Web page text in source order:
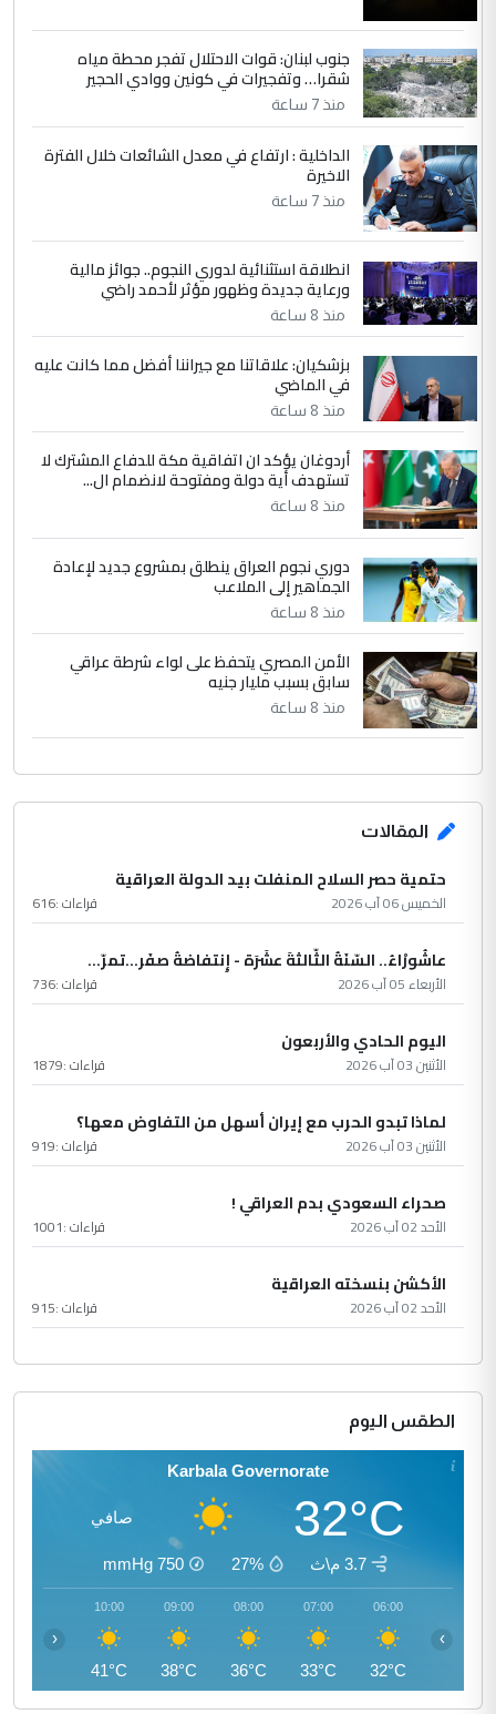
4 سردار
التعليق : واحد من عصابة علي ماما يسقط
جنسية الرافد الثالث للعراق ومن اصول عريقة
ابا فرات ...
الموضوع :
الجواهري يرد على صدام حسين سل
مضجعيك يابن الزنا (نص كامل)
5 سردار
التعليق : واحد من عصابة علي ماما يسقط
جنسية الرافد الثالث للعراق ومن اصول عريقة
الموضوع :
الجواهري يرد على صدام حسين سل
مضجعيك يابن الزنا (نص كامل)
جنوب لبنان: قوات الاحتلال تفجر محطة مياه
شقرا… وتفجيرات في كونين ووادي الحجير
منذ 7 ساعة
الداخلية : ارتفاع في معدل الشائعات خلال الفترة
الاخيرة
منذ 7 ساعة
انطلاقة استثنائية لدوري النجوم.. جوائز مالية
ورعاية جديدة وظهور مؤثر لأحمد راضي
منذ 8 ساعة
بزشكيان: علاقاتنا مع جيراننا أفضل مما كانت عليه
في الماضي
منذ 8 ساعة
أردوغان يؤكد ان اتفاقية مكة للدفاع المشترك لا
تستهدف أية دولة ومفتوحة لانضمام ال...
منذ 8 ساعة
دوري نجوم العراق ينطلق بمشروع جديد لإعادة
الجماهير إلى الملاعب
منذ 8 ساعة
الأمن المصري يتحفظ على لواء شرطة عراقي
سابق بسبب مليار جنيه
منذ 8 ساعة
المقالات
حتمية حصر السلاح المنفلت بيد الدولة العراقية
الخميس 06 آب 2026 قراءات :616
عاشُورْاءُ.. السّنَةُ الثّالثةَ عشَرَة - إِنتفاضةُ صفَر…تمرّ...
الأربعاء 05 آب 2026 قراءات :736
اليوم الحادي والأربعون
الأثنين 03 آب 2026 قراءات :1879
لماذا تبدو الحرب مع إيران أسهل من التفاوض معها؟
الأثنين 03 آب 2026 قراءات :919
صحراء السعودي بدم العراقي !
الأحد 02 آب 2026 قراءات :1001
الأكشن بنسخته العراقية
الأحد 02 آب 2026 قراءات :915
الطقس اليوم
Karbala Governorate
32°C صافي
3.7 م\ث 27%
750
mmHg
06:00
32°C
07:00
33°C
08:00
36°C
09:00
38°C
10:00
41°C
‹ ›